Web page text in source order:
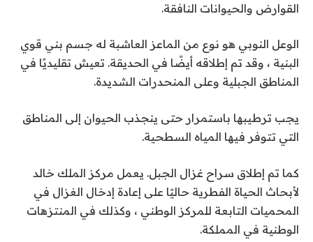
القوارض والحيوانات النافقة.
الوعل النوبي هو نوع من الماعز العاشبة له جسم بني قوي
البنية ، وقد تم إطلاقه أيضًا في الحديقة. تعيش تقليديًا في
المناطق الجبلية وعلى المنحدرات الشديدة.
يجب ترطيبها باستمرار حتى ينجذب الحيوان إلى المناطق
التي تتوفر فيها المياه السطحية.
كما تم إطلاق سراح غزال الجبل. يعمل مركز الملك خالد
لأبحاث الحياة الفطرية حاليًا على إعادة إدخال الغزال في
المحميات التابعة للمركز الوطني ، وكذلك في المنتزهات
الوطنية في المملكة.